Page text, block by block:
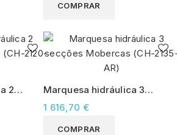
COMPRAR
2
Marquesa hidráulica 3
secções Mobercas (CH-
2135-AR)
1 616,70 €
COMPRAR